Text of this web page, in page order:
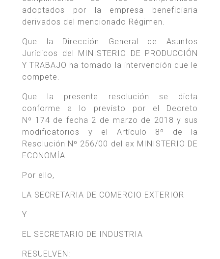
adoptados por la empresa beneficiaria
derivados del mencionado Régimen.
Que la Dirección General de Asuntos
Jurídicos del MINISTERIO DE PRODUCCIÓN
Y TRABAJO ha tomado la intervención que le
compete.
Que la presente resolución se dicta
conforme a lo previsto por el Decreto
Nº 174 de fecha 2 de marzo de 2018 y sus
modificatorios y el Artículo 8º de la
Resolución Nº 256/00 del ex MINISTERIO DE
ECONOMÍA.
Por ello,
LA SECRETARIA DE COMERCIO EXTERIOR
Y
EL SECRETARIO DE INDUSTRIA
RESUELVEN: